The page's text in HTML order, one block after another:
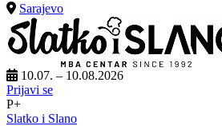
Sarajevo
10.07. – 10.08.2026
Prijavi se
P+
Slatko i Slano